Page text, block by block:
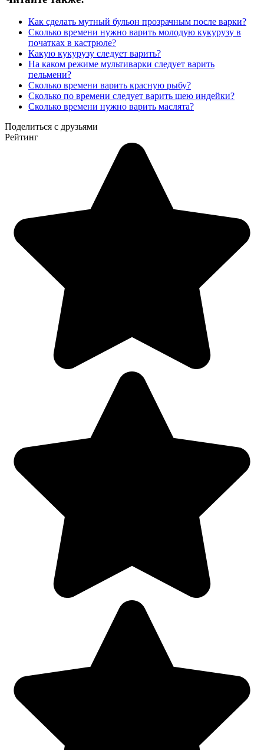
Как сделать мутный бульон прозрачным после варки?
Сколько времени нужно варить молодую кукурузу в
початках в кастрюле?
Какую кукурузу следует варить?
На каком режиме мультиварки следует варить
пельмени?
Сколько времени варить красную рыбу?
Сколько по времени следует варить шею индейки?
Сколько времени нужно варить маслята?
Поделиться с друзьями
Рейтинг